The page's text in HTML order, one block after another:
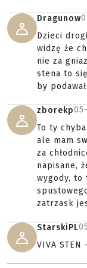
Dragunow
Dzieci
widzę że
nie za
stena to
by
zborekp
To ty
ale mam
za
napisane,
wygody, to
zatrzask
StarskiPL
VIVA